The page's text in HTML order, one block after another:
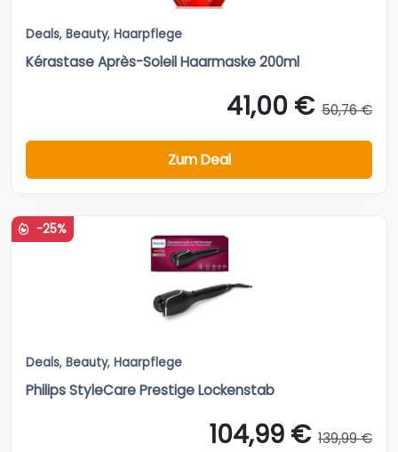
Deals, Beauty, Haarpflege
Kérastase Après-Soleil Haarmaske 200ml
41,00 € 50,76 €
Zum Deal
-25%
Deals, Beauty, Haarpflege
Philips StyleCare Prestige Lockenstab
104,99 € 139,99 €